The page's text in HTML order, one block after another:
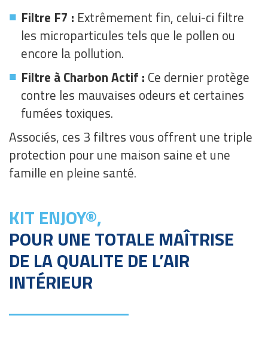
■ Filtre F7 : Extrêmement fin, celui-ci filtre
les microparticules tels que le pollen ou
encore la pollution.
■ Filtre à Charbon Actif : Ce dernier protège
contre les mauvaises odeurs et certaines
fumées toxiques.
Associés, ces 3 filtres vous offrent une triple
protection pour une maison saine et une
famille en pleine santé.
KIT ENJOY®,
POUR UNE TOTALE MAÎTRISE
DE LA QUALITE DE L’AIR
INTÉRIEUR